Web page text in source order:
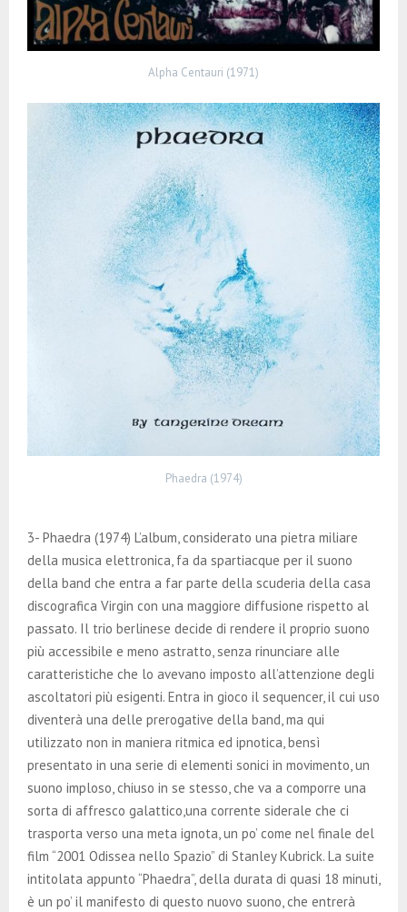
Alpha Centauri (1971)
Phaedra (1974)
3- Phaedra (1974) L’album, considerato una pietra miliare
della musica elettronica, fa da spartiacque per il suono
della band che entra a far parte della scuderia della casa
discografica Virgin con una maggiore diffusione rispetto al
passato. Il trio berlinese decide di rendere il proprio suono
più accessibile e meno astratto, senza rinunciare alle
caratteristiche che lo avevano imposto all’attenzione degli
ascoltatori più esigenti. Entra in gioco il sequencer, il cui uso
diventerà una delle prerogative della band, ma qui
utilizzato non in maniera ritmica ed ipnotica, bensì
presentato in una serie di elementi sonici in movimento, un
suono imploso, chiuso in se stesso, che va a comporre una
sorta di affresco galattico,una corrente siderale che ci
trasporta verso una meta ignota, un po’ come nel finale del
film “2001 Odissea nello Spazio” di Stanley Kubrick. La suite
intitolata appunto “Phaedra”, della durata di quasi 18 minuti,
è un po’ il manifesto di questo nuovo suono, che entrerà